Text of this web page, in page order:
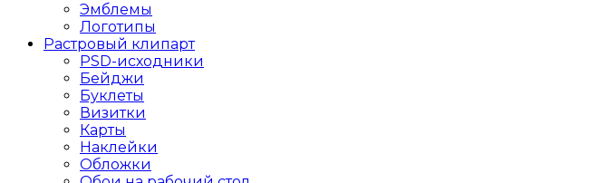
Эмблемы
Логотипы
Растровый клипарт
PSD-исходники
Бейджи
Буклеты
Визитки
Карты
Наклейки
Обложки